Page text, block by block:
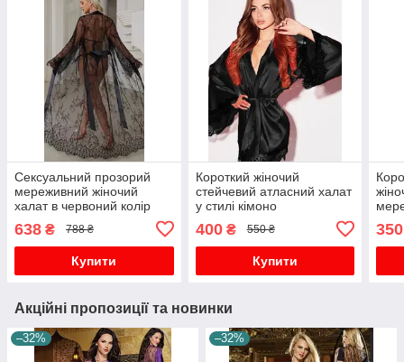
Сексуальний прозорий
мереживний жіночий
халат в червоний колір
638 ₴ 788 ₴
Купити
Короткий жіночий
стейчевий атласний халат
у стилі кімоно
400₴ 550 ₴
Купити
350
Акційні пропозиції та новинки
–32% –32%